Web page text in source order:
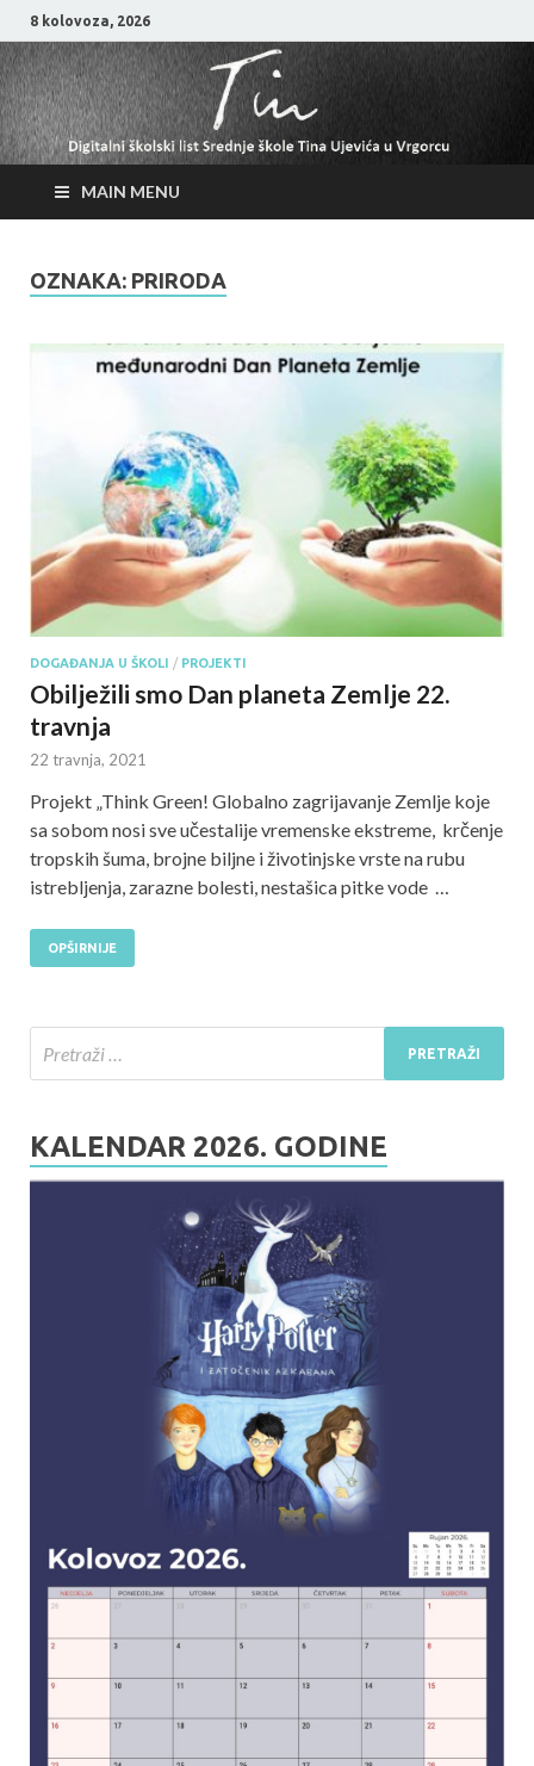
8 kolovoza, 2026
MAIN MENU
OZNAKA: PRIRODA
DOGAĐANJA U ŠKOLI / PROJEKTI
Obilježili smo Dan planeta Zemlje 22.
travnja
22 travnja, 2021
Projekt „Think Green! Globalno zagrijavanje Zemlje koje
sa sobom nosi sve učestalije vremenske ekstreme, krčenje
tropskih šuma, brojne biljne i životinjske vrste na rubu
istrebljenja, zarazne bolesti, nestašica pitke vode …
OPŠIRNIJE
KALENDAR 2026. GODINE